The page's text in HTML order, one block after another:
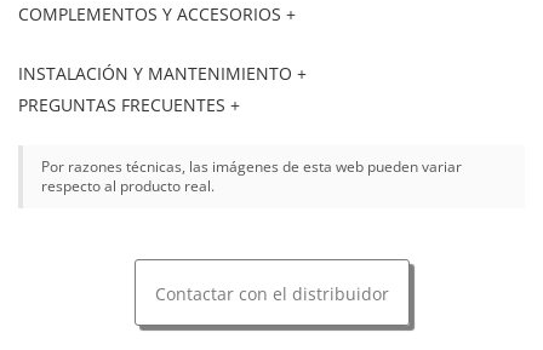
COMPLEMENTOS Y ACCESORIOS +
INSTALACIÓN Y MANTENIMIENTO +
PREGUNTAS FRECUENTES +
Por razones técnicas, las imágenes de esta web pueden variar
respecto al producto real.
Contactar con el distribuidor